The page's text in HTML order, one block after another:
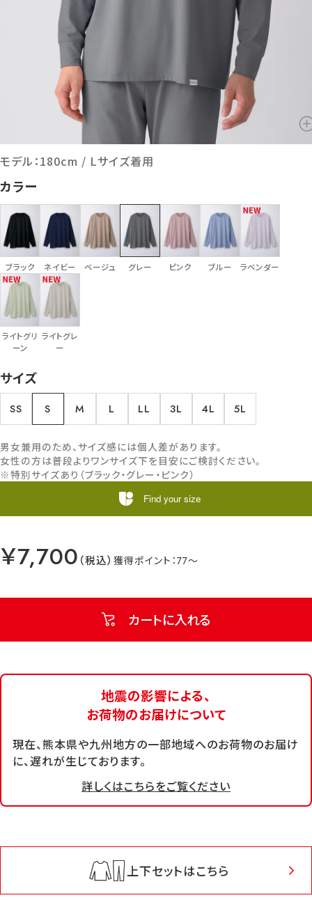
モデル：180cm / Lサイズ着用
カラー
ブラック ネイビー ベージュ グレー ピンク ブルー ラベンダー
ライトグリ
ーン
ライトグレ
ー
サイズ
SS S M L LL 3L 4L 5L
￥7,700 77
カートに入れる
男女兼用のため、サイズ感には個人差があります。
女性の方は普段よりワンサイズ下を目安にご検討ください。
※特別サイズあり（ブラック・グレー・ピンク）
Find your size
地震の影響による、
お荷物のお届けについて
現在、熊本県や九州地方の一部地域へのお荷物のお届け
に、遅れが生じております。
詳しくはこちらをご覧ください
上下セットはこちら